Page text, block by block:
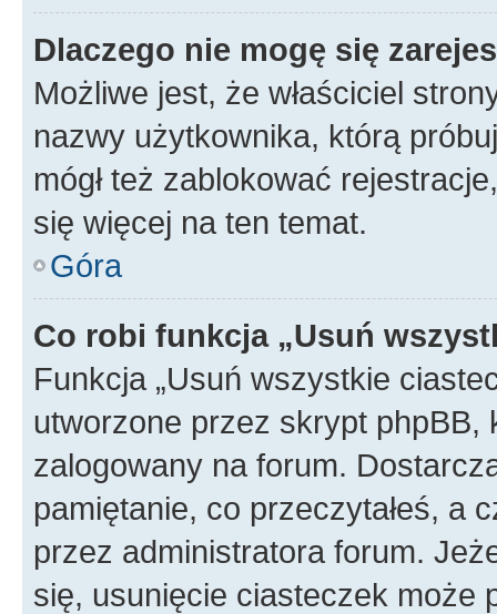
Dlaczego nie mogę się
Możliwe jest, że właściciel
nazwy użytkownika, którą
mógł też zablokować
się więcej na ten temat.
Góra
Co robi funkcja „Usuń
Funkcja „Usuń wszystkie
utworzone przez skrypt
zalogowany na forum.
pamiętanie, co przeczytałeś, a
przez administratora forum.
się, usunięcie ciasteczek może